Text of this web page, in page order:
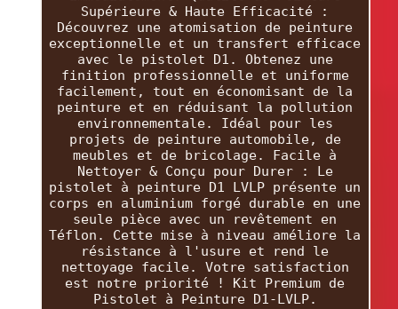
Supérieure & Haute Efficacité :
Découvrez une atomisation de peinture
exceptionnelle et un transfert efficace
avec le pistolet D1. Obtenez une
finition professionnelle et uniforme
facilement, tout en économisant de la
peinture et en réduisant la pollution
environnementale. Idéal pour les
projets de peinture automobile, de
meubles et de bricolage. Facile à
Nettoyer & Conçu pour Durer : Le
pistolet à peinture D1 LVLP présente un
corps en aluminium forgé durable en une
seule pièce avec un revêtement en
Téflon. Cette mise à niveau améliore la
résistance à l'usure et rend le
nettoyage facile. Votre satisfaction
est notre priorité ! Kit Premium de
Pistolet à Peinture D1-LVLP.